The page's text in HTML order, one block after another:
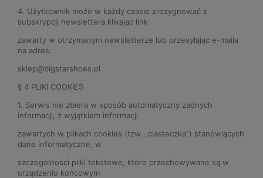
4. Użytkownik może w każdy czasie zrezygnować z
subskrypcji newslettera klikając link
zawarty w otrzymanym newsletterze lub przesyłając e-maila
na adres:
sklep@bigstarshoes.pl
§ 4 PLIKI COOKIES
1. Serwis nie zbiera w sposób automatyczny żadnych
informacji, z wyjątkiem informacji
zawartych w plikach cookies (tzw. „ciasteczka”) stanowiących
dane informatyczne, w
szczególności pliki tekstowe, które przechowywane są w
urządzeniu końcowym